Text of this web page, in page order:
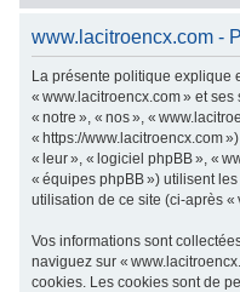
www.lacitroencx.com -
La présente politique explique
« www.lacitroencx.com » et
« notre », « nos », «
« https://www.lacitroencx.com
« leur », « logiciel phpBB », «
« équipes phpBB ») utilisent
utilisation de ce site (ci-après «
Vos informations sont
naviguez sur «
cookies. Les cookies sont de